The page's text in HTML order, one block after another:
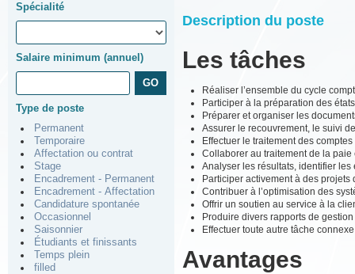
Spécialité
Salaire minimum (annuel)
Type de poste
Permanent
Temporaire
Affectation ou contrat
Stage
Encadrement - Permanent
Encadrement - Affectation
Candidature spontanée
Occasionnel
Saisonnier
Étudiants et finissants
Temps plein
filled
Description du poste
Les tâches
Réaliser l’ensemble du cycle
Participer à la préparation des
Préparer et organiser les
Assurer le recouvrement, le suivi
Effectuer le traitement des
Collaborer au traitement de la
Analyser les résultats, identifier les
Participer activement à des projets
Contribuer à l’optimisation des
Offrir un soutien au service à la
Produire divers rapports de
Effectuer toute autre tâche
Avantages